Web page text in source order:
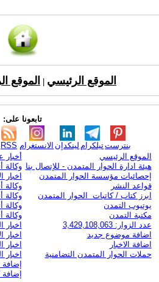
الموقع الرئيسي الموقع
تابعونا على:
RSS الانستغرام لينكدإن تيلكرامبنترست
الموقع الرئيسي
هيئة ادارة الحوار المتمدن - للإتصال بنا
إحصائيات مؤسسة الحوار المتمدن
قواعد النشر
ابرز كتاب / كاتبات الحوار المتمدن
يوتيوب التمدن
مكتبة التمدن
عدد الزوار: 3,429,108,063
اضافة موضوع جديد
اضافة الاخبار
حملات الحوار المتمدن التضامنية
أخبار
وكالة
اخبار
وكالة
وكالة
وكالة
وكالة
اخبار
اخبار
اخبار
اخبار
إضافة